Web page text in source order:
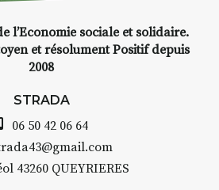
INTERVIEW
avez ouvert une galerie à
TURLE Le Fumoir n’est
une galerie permanente.
l’Economie sociale et solidaire.
et résolument Positif depuis
2008
STRADA
06 50 42 06 64
43260 QUEYRIERES